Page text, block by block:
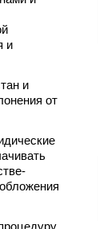
и
и
от